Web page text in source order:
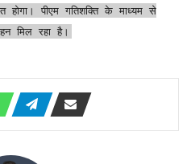
होगा। पीएम गतिशक्ति के माध्यम से
मिल रहा है।